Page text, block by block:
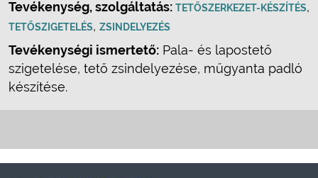
Tevékenység, szolgáltatás: TETŐSZERKEZET-KÉSZÍTÉS,
TETŐSZIGETELÉS, ZSINDELYEZÉS
Tevékenységi ismertető: Pala- és lapostető
szigetelése, tető zsindelyezése, műgyanta padló
készítése.